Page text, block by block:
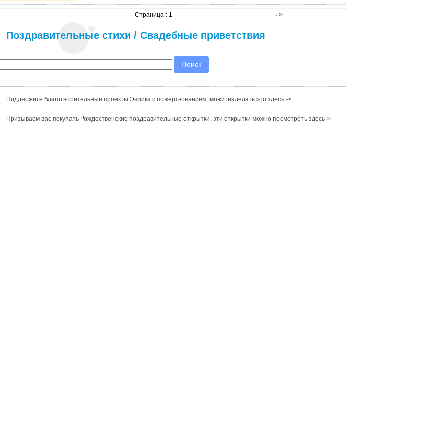
Страница : 1 - >
Поздравительные стихи / Свадебные приветствия
Поддержите благотворительные проекты Эврика с пожертвованием, можитезделать это здесь ->
Призываем вас покупать Рождественские поздравительные открытки, зти открытки можно посмотреть здесь->